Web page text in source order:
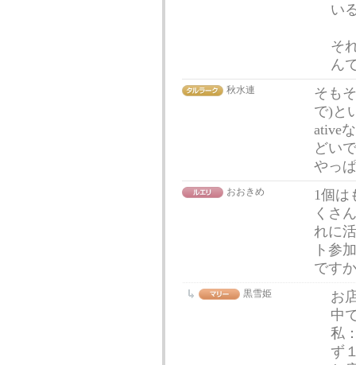
い
そ
ん
秋水連
そも
で)と
ative
どい
やっ
おおきめ
1個は
くさ
れに
ト参
です
黒雪姫
お
中
私
ず